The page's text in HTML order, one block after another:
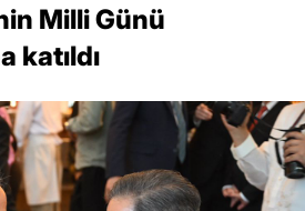
Milli Günü
katıldı